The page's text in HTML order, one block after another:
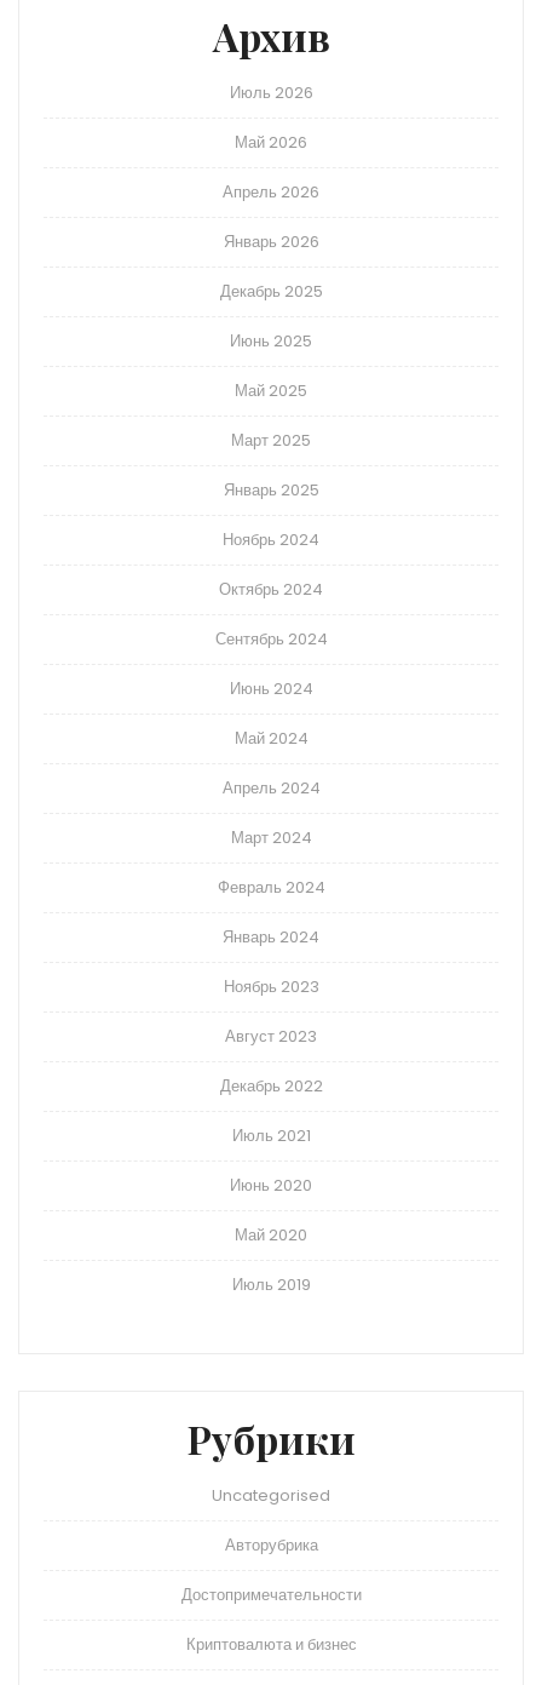
Архив
Июль 2026
Май 2026
Апрель 2026
Январь 2026
Декабрь 2025
Июнь 2025
Май 2025
Март 2025
Январь 2025
Ноябрь 2024
Октябрь 2024
Сентябрь 2024
Июнь 2024
Май 2024
Апрель 2024
Март 2024
Февраль 2024
Январь 2024
Ноябрь 2023
Август 2023
Декабрь 2022
Июль 2021
Июнь 2020
Май 2020
Июль 2019
Рубрики
Uncategorised
Авторубрика
Достопримечательности
Криптовалюта и бизнес